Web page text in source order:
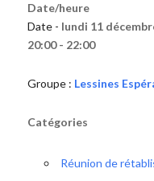
Date/heure
Date - lundi 11
20:00 - 22:00
Groupe : Lessines
Catégories
Réunion de